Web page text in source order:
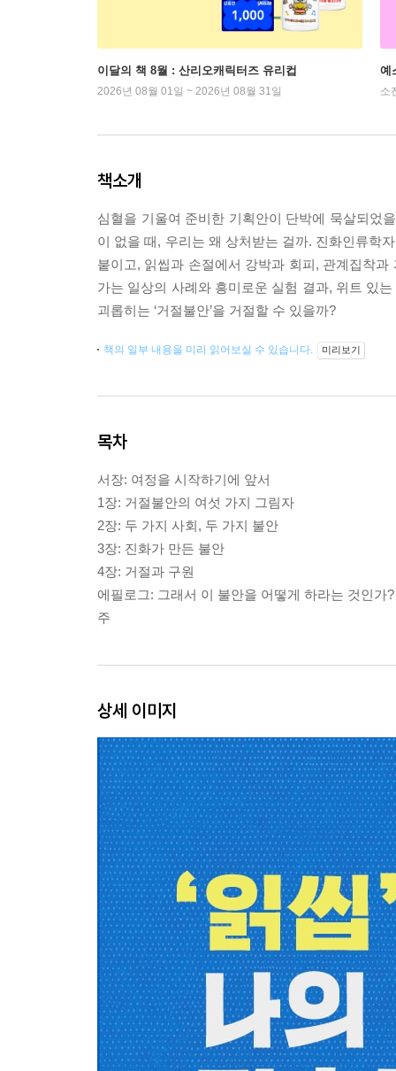
이달의 책 8월 : 산리오캐릭터즈 유리컵
2026년 08월 01일 ~ 2026년 08월 31일
예
소
책소개
심혈을 기울여 준비한 기획안이 단박에 묵살되었
이 없을 때, 우리는 왜 상처받는 걸까. 진화인류학
붙이고, 읽씹과 손절에서 강박과 회피, 관계집착
가는 일상의 사례와 흥미로운 실험 결과, 위트 있
괴롭히는 ‘거절불안’을 거절할 수 있을까?
책의 일부 내용을 미리 읽어보실 수 있습니다. 미리보기
목차
서장: 여정을 시작하기에 앞서
1장: 거절불안의 여섯 가지 그림자
2장: 두 가지 사회, 두 가지 불안
3장: 진화가 만든 불안
4장: 거절과 구원
에필로그: 그래서 이 불안을 어떻게 하라는 것인가?
주
상세 이미지